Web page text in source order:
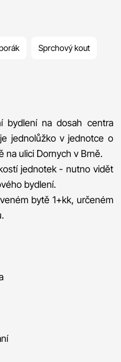
Sprchový kout
bydlení na dosah centra
jednolůžko v jednotce o
na ulici Dornych v Brně.
jednotek - nutno vidět
bydlení.
bytě 1+kk, určeném